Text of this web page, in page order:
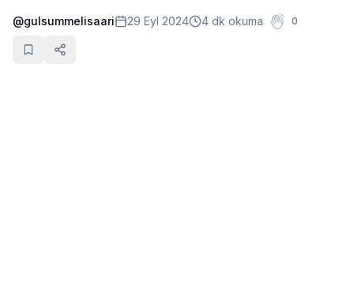
Sağlık
Siyaset ve Tarih
@gulsummelisaari 29 Eyl 2024 4 dk okuma 0